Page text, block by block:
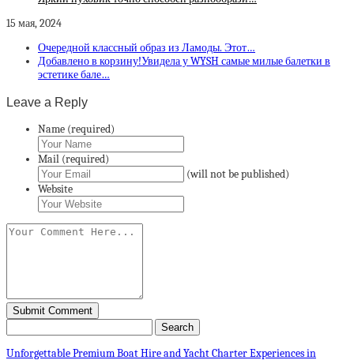
15 мая, 2024
Очередной классный образ из Ламоды. Этот…
Добавлено в корзину!Увидела у WYSH самые милые балетки в
эстетике бале…
Leave a Reply
Name (required)
Mail (required)
(will not be published)
Website
Unforgettable Premium Boat Hire and Yacht Charter Experiences in